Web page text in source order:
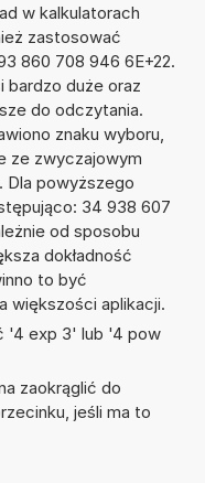
w kalkulatorach
zastosować
860 708 946 6E+22.
bardzo duże oraz
do odczytania.
znaku wyboru,
ze zwyczajowym
Dla powyższego
34 938 607
od sposobu
dokładność
to być
większości aplikacji.
'4 exp 3' lub '4 pow
zaokrąglić do
jeśli ma to